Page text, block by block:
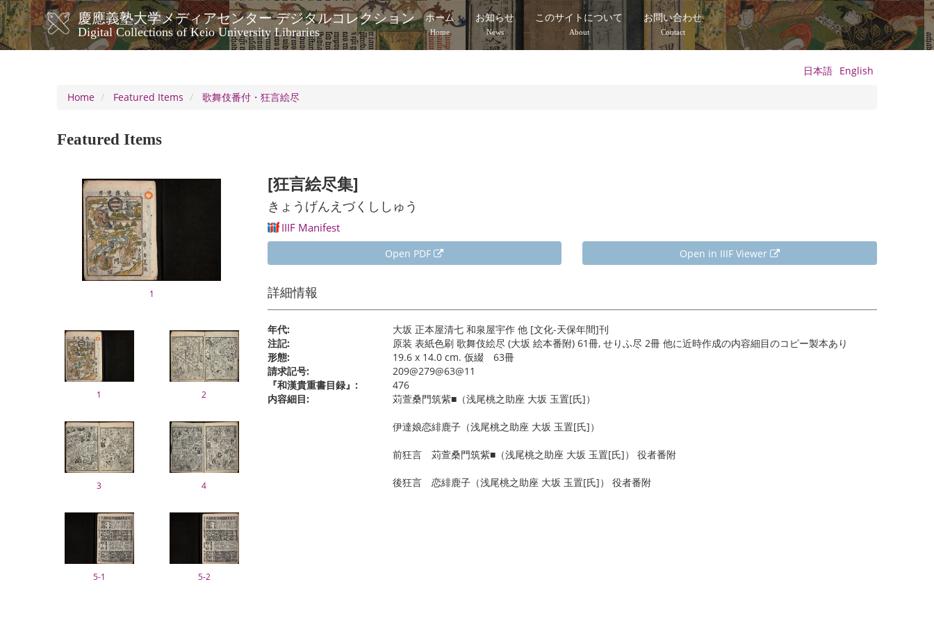
Skip
to
main
content
慶應義塾大学メディアセンター デジタルコレクション
Digital Collections of Keio University Libraries
メ
イ
ビ
シ
ホーム
Home
お知らせ
News
このサイトについて
About
お問い合わせ
Contact
日本語 English
Home
Featured Items 歌舞伎番付・狂言絵尽
Featured Items
1
1 2
3 4
5-1 5-2
[狂言絵尽集]
きょうげんえづくししゅう
IIIF Manifest
Open PDF Open in IIIF Viewer
詳細情報
年代:
大坂 正本屋清七 和泉屋宇作 他 [文化-天保年間]刊
注記:
原装 表紙色刷 歌舞伎絵尽 (大坂 絵本番附) 61冊, せりふ尽 2冊 他に近時作成の内容細目のコピー製本あり
形態:
19.6 x 14.0 cm. 仮綴 63冊
請求記号:
209@279@63@11
『和漢貴重書目録』:
476
内容細目:
苅萱桑門筑紫■（浅尾桃之助座 大坂 玉置[氏]）
伊達娘恋緋鹿子（浅尾桃之助座 大坂 玉置[氏]）
前狂言 苅萱桑門筑紫■（浅尾桃之助座 大坂 玉置[氏]） 役者番附
後狂言 恋緋鹿子（浅尾桃之助座 大坂 玉置[氏]） 役者番附